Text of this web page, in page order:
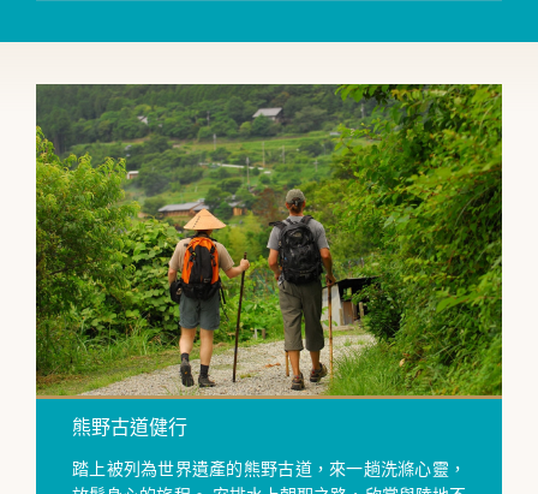
熊野古道健行
踏上被列為世界遺產的熊野古道，來一趟洗滌心靈，